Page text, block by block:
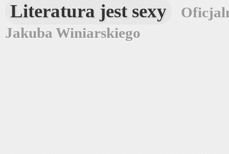
Literatura jest sexy
Jakuba Winiarskiego